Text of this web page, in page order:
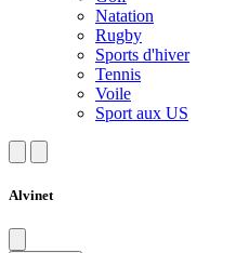
Natation
Rugby
Sports d'hiver
Tennis
Voile
Sport aux US
Alvinet